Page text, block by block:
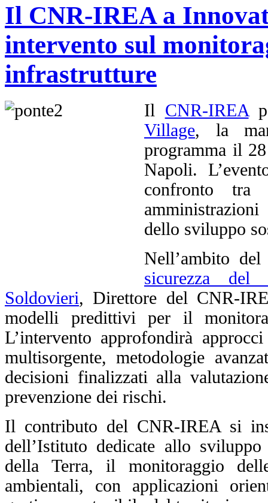
Il CNR-IREA a
intervento sul
infrastrutture
Il CNR-IREA
Village, la
programma il
Napoli.
confronto tra
dello sviluppo
Nell’ambito
sicurezza
Soldovieri, Direttore del CNR-
modelli predittivi per il
L’intervento approfondirà
multisorgente, metodologie
decisioni finalizzati alla
prevenzione dei rischi.
Il contributo del CNR-IREA si
dell’Istituto dedicate allo
della Terra, il monitoraggio
ambientali, con applicazioni